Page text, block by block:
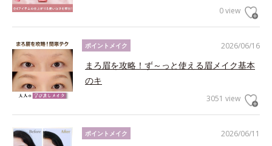
0 view
2026/06/16
ポイントメイク
まろ眉を攻略！ず～っと使える眉メイク基本
のキ
3051 view
2026/06/11
ポイントメイク